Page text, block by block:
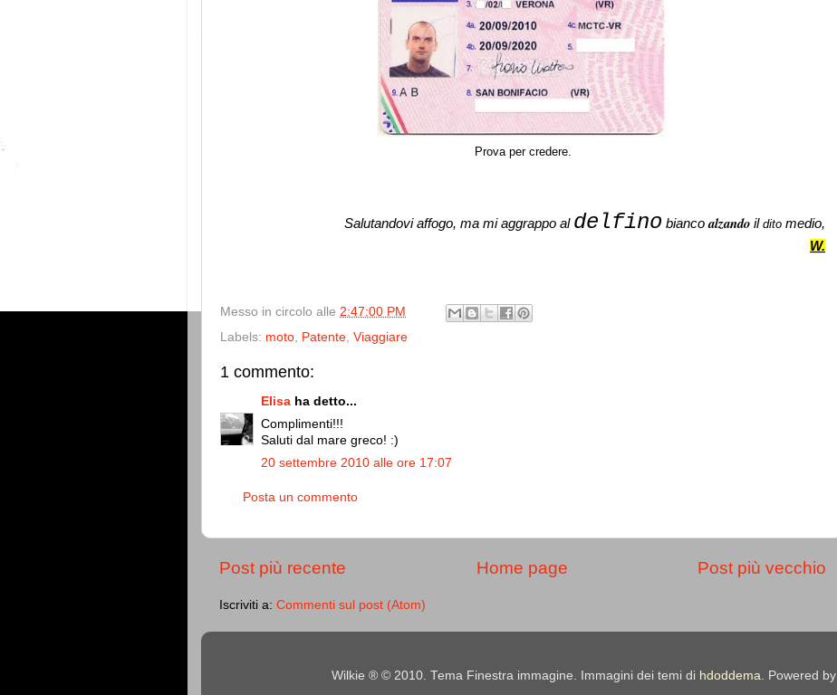
Prova per credere.
Salutandoviaffogo, ma miaggrappo al delfino biancoalzando il dito medio,
W.
Messo in circolo alle 2:47:00 PM
Labels: moto Patente Viaggiare
1 commento:
Elisa ha detto...
Complimenti!!!
Saluti dal mare greco! :)
20 settembre 2010 alle ore 17:07
Posta un commento
Post più recente Post più vecchio
Home page
Iscriviti a: Commenti sul post (Atom)
Wilkie ® © 2010. Tema Finestra immagine. Immagini dei temi di hdoddema. Powered by